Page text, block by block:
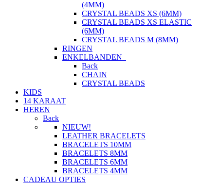
(4MM)
CRYSTAL BEADS XS (6MM)
CRYSTAL BEADS XS ELASTIC
(6MM)
CRYSTAL BEADS M (8MM)
RINGEN
ENKELBANDEN
Back
CHAIN
CRYSTAL BEADS
KIDS
14 KARAAT
HEREN
Back
NIEUW!
LEATHER BRACELETS
BRACELETS 10MM
BRACELETS 8MM
BRACELETS 6MM
BRACELETS 4MM
CADEAU OPTIES